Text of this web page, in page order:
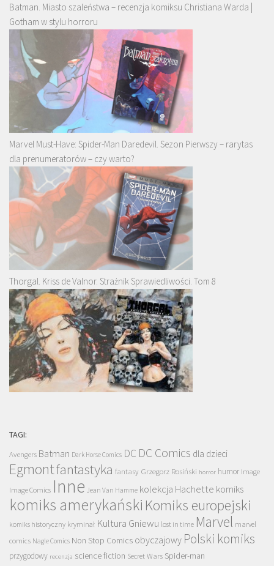
Batman. Miasto szaleństwa – recenzja komiksu Christiana Warda |
Gotham w stylu horroru
Marvel Must-Have: Spider-Man Daredevil. Sezon Pierwszy – rarytas
dla prenumeratorów – czy warto?
Thorgal. Kriss de Valnor. Strażnik Sprawiedliwości. Tom 8
TAGI:
Avengers Batman Dark Horse Comics DC DC Comics dla dzieci
Egmontfantastyka fantasy Grzegorz Rosiński horror humor Image
Image Comics Inne Jean Van Hamme kolekcja Hachette komiks
komiks amerykański Komiks europejski
komiks historyczny kryminał Kultura Gniewu lost in time Marvel marvel
comics Nagle Comics Non Stop Comics obyczajowy Polski komiks
przygodowy recenzja science fiction Secret Wars Spider-man